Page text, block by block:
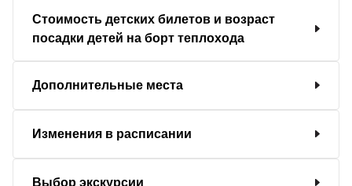
Стоимость детских билетов и возраст
посадки детей на борт теплохода
Дополнительные места
Изменения в расписании
Выбор экскурсии